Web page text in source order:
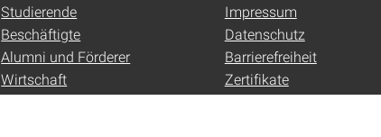
Studierende
Beschäftigte
Alumni und Förderer
Wirtschaft
Impressum
Datenschutz
Barrierefreiheit
Zertifikate